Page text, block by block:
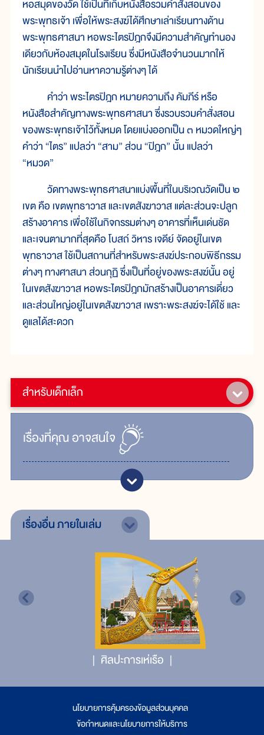
สำหรับเด็กเล็ก
เรื่ิองที่คุณอาจสนใจ
หอสมุดของวัด ใช้เป็นที่เก็บหนังสือรวมคำสั่งสอนของ
พระพุทธเจ้า เพื่อให้พระสงฆ์ได้ศึกษาเล่าเรียนทางด้าน
พระพุทธศาสนา หอพระไตรปิฎกจึงมีความสำคัญทำนอง
เดียวกับห้องสมุดในโรงเรียน ซึ่งมีหนังสือจำนวนมากให้
นักเรียนนำไปอ่านหาความรู้ต่างๆ ได้
คำว่า พระไตรปิฎก หมายความถึง คัมภีร์ หรือ
หนังสือสำคัญทางพระพุทธศาสนา ซึ่งรวบรวมคำสั่งสอน
ของพระพุทธเจ้าไว้ทั้งหมด โดยแบ่งออกเป็น ๓ หมวดใหญ่ๆ
คำว่า “ไตร” แปลว่า “สาม” ส่วน “ปิฎก” นั้น แปลว่า
“หมวด”
วัดทางพระพุทธศาสนาแบ่งพื้นที่ในบริเวณวัดเป็น ๒
เขต คือ เขตพุทธาวาส และเขตสังฆาวาส แต่ละส่วนจะปลูก
สร้างอาคาร เพื่อใช้ในกิจกรรมต่างๆ อาคารที่เห็นเด่นชัด
และเจนตามากที่สุดคือ โบสถ์ วิหาร เจดีย์ จัดอยู่ในเขต
พุทธาวาส ใช้เป็นสถานที่สำหรับพระสงฆ์ประกอบพิธีกรรม
ต่างๆ ทางศาสนา ส่วนกุฏิ ซึ่งเป็นที่อยู่ของพระสงฆ์นั้น อยู่
ในเขตสังฆาวาส หอพระไตรปิฎกมักสร้างเป็นอาคารเดี่ยว
และส่วนใหญ่อยู่ในเขตสังฆาวาส เพราะพระสงฆ์จะได้ใช้ และ
ดูแลได้สะดวก
เรื่องอื่นภายในเล่ม
ศิลปะการเห่เรือ
นโยบายการคุ้มครองข้อมูลส่วนบุคคล
ข้อกำหนดและนโยบายการให้บริการ